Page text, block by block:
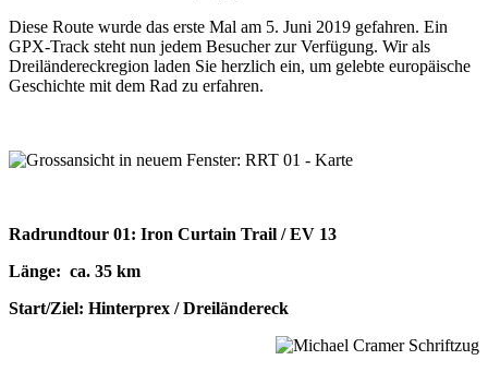
Diese Route wurde das erste Mal am 5. Juni 2019 gefahren. Ein
GPX-Track steht nun jedem Besucher zur Verfügung. Wir als
Dreiländereckregion laden Sie herzlich ein, um gelebte europäische
Geschichte mit dem Rad zu erfahren.
Radrundtour 01: Iron Curtain Trail / EV 13
Länge: ca. 35 km
Start/Ziel: Hinterprex / Dreiländereck